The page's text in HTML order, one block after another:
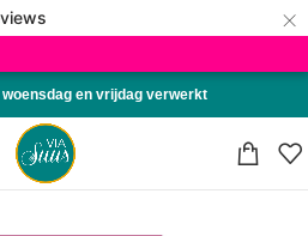
×
en vrijdag verwerkt